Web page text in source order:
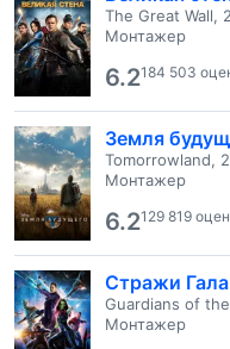
The Great Wall,
Монтажер
6.2184 503
Земля
Tomorrowland,
Монтажер
6.2129 819
Стражи
Guardians of
Монтажер